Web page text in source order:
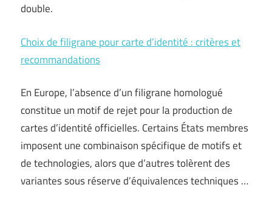
double.
Choix de filigrane pour carte d’identité : critères et
recommandations
En Europe, l’absence d’un filigrane homologué
constitue un motif de rejet pour la production de
cartes d’identité officielles. Certains États membres
imposent une combinaison spécifique de motifs et
de technologies, alors que d’autres tolèrent des
variantes sous réserve d’équivalences techniques …